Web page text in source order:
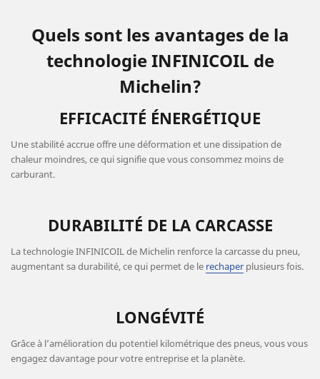
Quels sont les avantages de la
technologie INFINICOIL de
Michelin?
EFFICACITÉ ÉNERGÉTIQUE
Une stabilité accrue offre une déformation et une dissipation de
chaleur moindres, ce qui signifie que vous consommez moins de
carburant.
DURABILITÉ DE LA CARCASSE
La technologie INFINICOIL de Michelin renforce la carcasse du pneu,
augmentant sa durabilité, ce qui permet de le rechaper plusieurs fois.
LONGÉVITÉ
Grâce à l’amélioration du potentiel kilométrique des pneus, vous vous
engagez davantage pour votre entreprise et la planète.